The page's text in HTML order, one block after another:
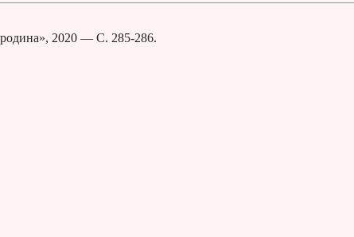
2020 — С. 285-286.